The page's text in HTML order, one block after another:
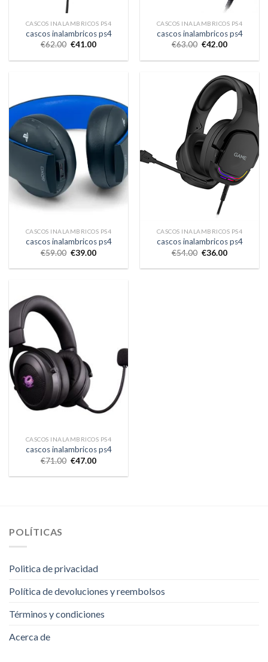
CASCOS INALAMBRICOS PS4
cascos inalambricos ps4
€62.00 €41.00
CASCOS INALAMBRICOS PS4
cascos inalambricos ps4
€63.00 €42.00
CASCOS INALAMBRICOS PS4
cascos inalambricos ps4
€59.00 €39.00
CASCOS INALAMBRICOS PS4
cascos inalambricos ps4
€54.00 €36.00
CASCOS INALAMBRICOS PS4
cascos inalambricos ps4
€71.00 €47.00
POLÍTICAS
Politica de privacidad
Política de devoluciones y reembolsos
Términos y condiciones
Acerca de